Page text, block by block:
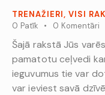
TRENAŽIERI, VISI
0 Patīk 0 Komentāri
Šajā rakstā Jūs
pamatotu ceļvedi
ieguvumus tie var
var ieviest savā